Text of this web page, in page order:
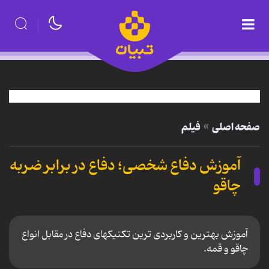
صفحه اصلی فیلم
آموزش دفاع شخصی؛ دفاع در برابر ضربه
چاقو
آموزش بهترین و کاربردی ترین تکنیکهای دفاع در مقابل انواع
چاقو و قمه.